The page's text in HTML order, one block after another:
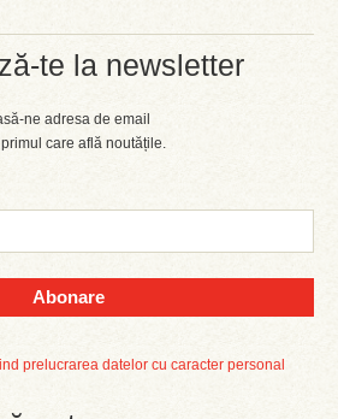
te la newsletter
ne adresa de email
care află noutățile.
Abonare
prelucrarea datelor cu caracter personal